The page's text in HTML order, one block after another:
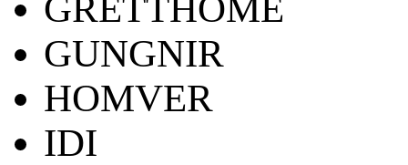
GRETTHOME
GUNGNIR
HOMVER
IDI